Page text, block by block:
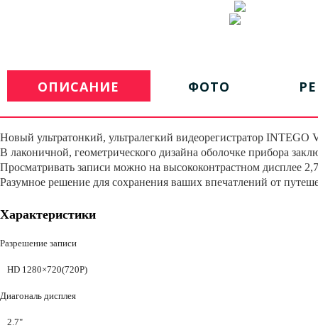
ОПИСАНИЕ ФОТО
Новый ультратонкий, ультралегкий видеорегистратор
В лаконичной, геометрического дизайна оболочке прибора
Просматривать записи можно на высококонтрастном дисплее
Разумное решение для сохранения ваших впечатлений от
Характеристики
Разрешение записи
HD 1280×720(720P)
Диагональ дисплея
2.7"